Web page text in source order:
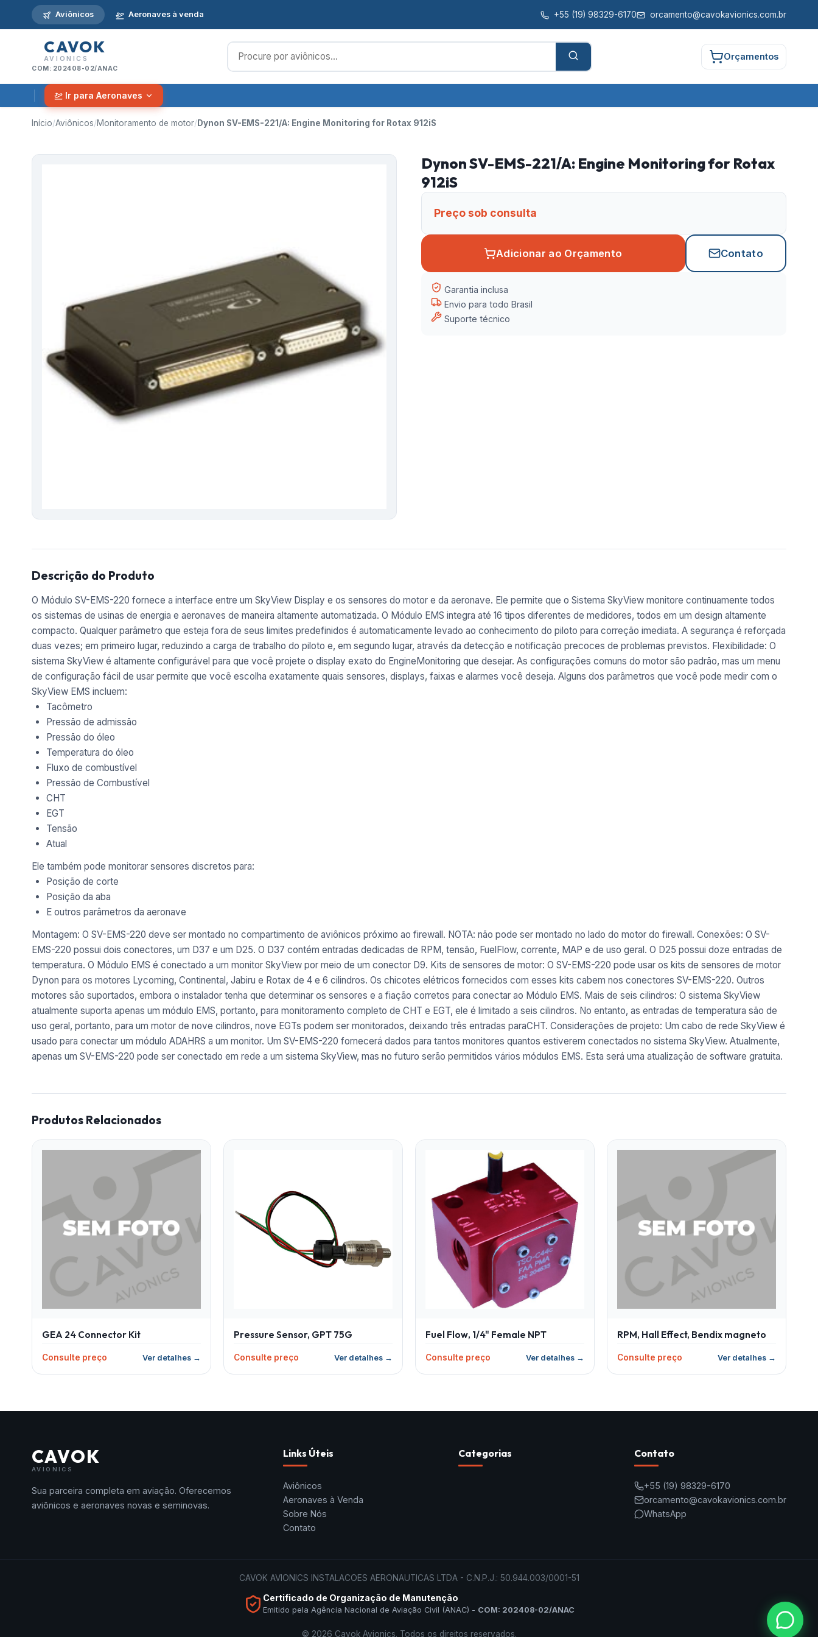
Aviônicos Aeronaves à venda +55 (19) 98329-6170 orcamento@cavokavionics.com.br
CAVOK
AVIONICS
COM: 202408-02/ANAC
Orçamentos
Ir para Aeronaves
Início/Aviônicos/Monitoramento de motor/ Dynon SV-EMS-221/A: Engine Monitoring for Rotax 912iS
Dynon SV-EMS-221/A: Engine Monitoring for Rotax
912iS
Preço sob consulta
Adicionar ao Orçamento Contato
Garantia inclusa
Envio para todo Brasil
Suporte técnico
Descrição do Produto
O Módulo SV-EMS-220 fornece a interface entre um SkyView Display e os sensores do motor e da aeronave. Ele permite que o Sistema SkyView monitore continuamente todos
os sistemas de usinas de energia e aeronaves de maneira altamente automatizada. O Módulo EMS integra até 16 tipos diferentes de medidores, todos em um design altamente
compacto. Qualquer parâmetro que esteja fora de seus limites predefinidos é automaticamente levado ao conhecimento do piloto para correção imediata. A segurança é reforçada
duas vezes; em primeiro lugar, reduzindo a carga de trabalho do piloto e, em segundo lugar, através da detecção e notificação precoces de problemas previstos. Flexibilidade: O
sistema SkyView é altamente configurável para que você projete o display exato do EngineMonitoring que desejar. As configurações comuns do motor são padrão, mas um menu
de configuração fácil de usar permite que você escolha exatamente quais sensores, displays, faixas e alarmes você deseja. Alguns dos parâmetros que você pode medir com o
SkyView EMS incluem:
Tacômetro
Pressão de admissão
Pressão do óleo
Temperatura do óleo
Fluxo de combustível
Pressão de Combustível
CHT
EGT
Tensão
Atual
Ele também pode monitorar sensores discretos para:
Posição de corte
Posição da aba
E outros parâmetros da aeronave
Montagem: O SV-EMS-220 deve ser montado no compartimento de aviônicos próximo ao firewall. NOTA: não pode ser montado no lado do motor do firewall. Conexões: O SV-
EMS-220 possui dois conectores, um D37 e um D25. O D37 contém entradas dedicadas de RPM, tensão, FuelFlow, corrente, MAP e de uso geral. O D25 possui doze entradas de
temperatura. O Módulo EMS é conectado a um monitor SkyView por meio de um conector D9. Kits de sensores de motor: O SV-EMS-220 pode usar os kits de sensores de motor
Dynon para os motores Lycoming, Continental, Jabiru e Rotax de 4 e 6 cilindros. Os chicotes elétricos fornecidos com esses kits cabem nos conectores SV-EMS-220. Outros
motores são suportados, embora o instalador tenha que determinar os sensores e a fiação corretos para conectar ao Módulo EMS. Mais de seis cilindros: O sistema SkyView
atualmente suporta apenas um módulo EMS, portanto, para monitoramento completo de CHT e EGT, ele é limitado a seis cilindros. No entanto, as entradas de temperatura são de
uso geral, portanto, para um motor de nove cilindros, nove EGTs podem ser monitorados, deixando três entradas paraCHT. Considerações de projeto: Um cabo de rede SkyView é
usado para conectar um módulo ADAHRS a um monitor. Um SV-EMS-220 fornecerá dados para tantos monitores quantos estiverem conectados no sistema SkyView. Atualmente,
apenas um SV-EMS-220 pode ser conectado em rede a um sistema SkyView, mas no futuro serão permitidos vários módulos EMS. Esta será uma atualização de software gratuita.
Produtos Relacionados
GEA 24 Connector Kit
Consulte preço Ver detalhes →
Pressure Sensor, GPT 75G
Consulte preço Ver detalhes →
Fuel Flow, 1/4" Female NPT
Consulte preço Ver detalhes →
RPM, Hall Effect, Bendix magneto
Consulte preço Ver detalhes →
CAVOK
AVIONICS
Sua parceira completa em aviação. Oferecemos
aviônicos e aeronaves novas e seminovas.
Links Úteis
Aviônicos
Aeronaves à Venda
Sobre Nós
Contato
Categorias Contato
+55 (19) 98329-6170
orcamento@cavokavionics.com.br
WhatsApp
CAVOK AVIONICS INSTALACOES AERONAUTICAS LTDA - C.N.P.J.: 50.944.003/0001-51
Certificado de Organização de Manutenção
Emitido pela Agência Nacional de Aviação Civil (ANAC) - COM: 202408-02/ANAC
© 2026 Cavok Avionics. Todos os direitos reservados.